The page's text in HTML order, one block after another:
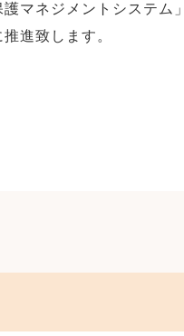
護マネジメントシステ
進致します。